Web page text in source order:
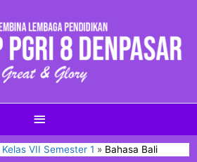
Kelas VII Semester 1 Bahasa Bali